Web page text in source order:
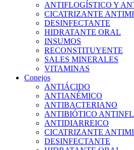
ANTIFLOGÍSTICO Y
CICATRIZANTE
DESINFECTANTE
HIDRATANTE ORAL
INSUMOS
RECONSTITUYENTE
SALES MINERALES
VITAMINAS
Conejos
ANTIÁCIDO
ANTIANÉMICO
ANTIBACTERIANO
ANTIBIÓTICO
ANTIDIARREICO
CICATRIZANTE
DESINFECTANTE